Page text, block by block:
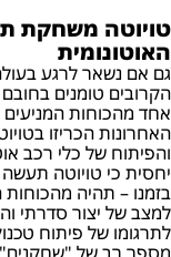
טויוטה משחקת
האוטונומית
גם אם נשאר לרגע
הקרובים טומנים
אחד מהכוחות
האחרונות הכריזו
והפיתוח של כלי רכב
יחסית כי טויוטה
בזמנו – תהיה
למצב של יצור סדרתי
לתרגומו של פיתוח
מספר רב של "שחקנים"